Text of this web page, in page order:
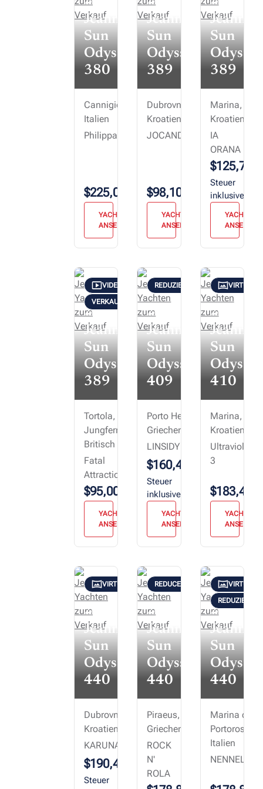
Jeanneau
Sun
Odyssey
380
Cannigione,
Italien
Philippa
$225,000
YACHT
ANSEHEN
Jeanneau
Sun
Odyssey
389
Dubrovnik,
Kroatien
JOCANDU
$98,100
YACHT
ANSEHEN
Sun
Odyssey
389
Marina,
Kroatien
IA
ORANA
$125,700
Steuer
inklusive
YACHT
ANSEHEN
2017
Jeanneau
Sun
Odyssey
389
VIDEO-TOUR
VERKAUF IN ARBEIT
Tortola,
Jungferninseln,
Britisch
Fatal
Attraction
$95,000
YACHT
ANSEHEN
2011
Jeanneau
Sun
Odyssey
409
REDUZIERT: $13,300 (SEP. 4)
Porto Heli,
Griechenland
LINSIDY
$160,400
Steuer
inklusive
YACHT
ANSEHEN
2021
Sun
Odyssey
410
Marina,
Kroatien
Ultraviolet
3
$183,400
YACHT
ANSEHEN
2020
Jeanneau
Sun
Odyssey
440
VIRTUELLE TOUR
Dubrovnik,
Kroatien
KARUNA
$190,400
Steuer
2020
Jeanneau
Sun
Odyssey
440
REDUCED
Piraeus,
Griechenland
ROCK
N'
ROLA
2019
Sun
Odyssey
440
REDUZIERT:
Marina di
Portorosa,
Italien
NENNELLA